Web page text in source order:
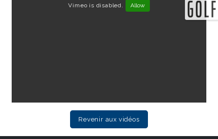
Vimeo is disabled. Allow
Revenir aux vidéos